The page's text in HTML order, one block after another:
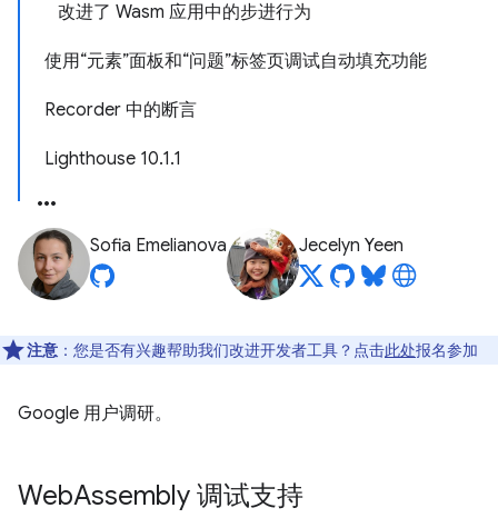
改进了 Wasm 应用中的步进行为
使用“元素”面板和“问题”标签页调试自动填充功能
Recorder 中的断言
Lighthouse 10.1.1
Sofia Emelianova Jecelyn Yeen
注意 ：您是否有兴趣帮助我们改进开发者工具？点击此处报名参加
Google 用户调研。
WebAssembly 调试支持